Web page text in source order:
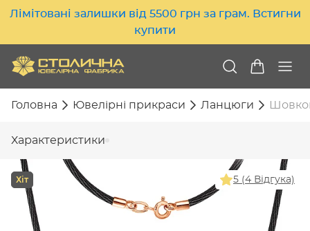
Лімітовані залишки від 5500 грн за грам. Встигни
купити
Головна Ювелірні прикраси Ланцюги
Характеристики
Хіт 5 (4 Відгука)